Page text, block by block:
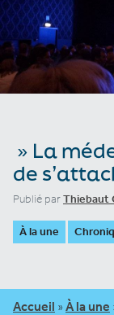
» La
de
Publié parThiebaut
À la une
Accueil » À la une